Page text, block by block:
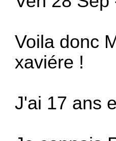
Voila donc
xaviére !
J'ai 17 ans